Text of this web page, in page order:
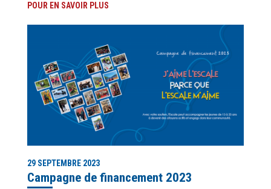
POUR EN SAVOIR PLUS
29 SEPTEMBRE 2023
Campagne de financement 2023